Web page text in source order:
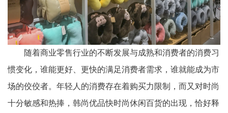
随着商业零售行业的不断发展与成熟和消费者的消费习
惯变化，谁能更好、更快的满足消费者需求，谁就能成为市
场的佼佼者。 年轻人的消费存在着购买力限制，而又对时尚
十分敏感和热捧，韩尚优品快时尚休闲百货的出现，恰好释